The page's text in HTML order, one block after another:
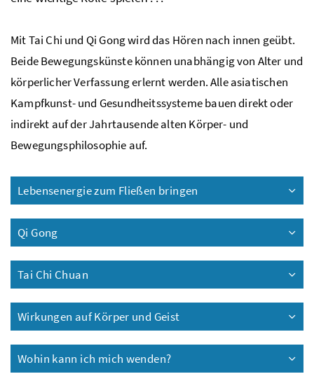
Mit Tai Chi und Qi Gong wird das Hören nach innen geübt.
Beide Bewegungskünste können unabhängig von Alter und
körperlicher Verfassung erlernt werden. Alle asiatischen
Kampfkunst- und Gesundheitssysteme bauen direkt oder
indirekt auf der Jahrtausende alten Körper- und
Bewegungsphilosophie auf.
Lebensenergie zum Fließen bringen
Qi Gong
Tai Chi Chuan
Wirkungen auf Körper und Geist
Wohin kann ich mich wenden?